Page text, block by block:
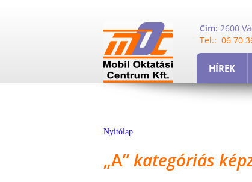
HÍREK
Cím: 2600
Tel.: 06 70
Nyitólap
„A”kategóriás